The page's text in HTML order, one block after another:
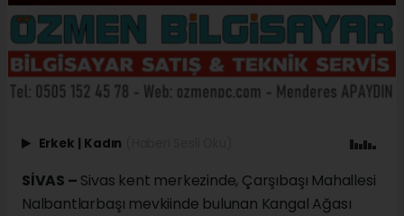
Erkek Kadın
SİVAS – Sivas kent merkezinde, Çarşıbaşı Mahallesi
Nalbantlarbaşı mevkiinde bulunan Kangal Ağası